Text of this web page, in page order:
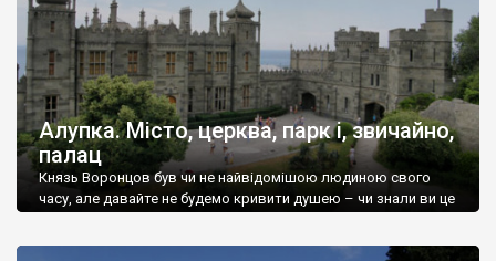
Алупка. Місто, церква, парк і, звичайно,
палац
Князь Воронцов був чи не найвідомішою людиною свого
часу, але давайте не будемо кривити душею – чи знали ви це